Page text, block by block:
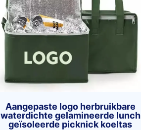
Aangepaste logo herbruikbare
waterdichte gelamineerde lunch
geïsoleerde picknick koeltas